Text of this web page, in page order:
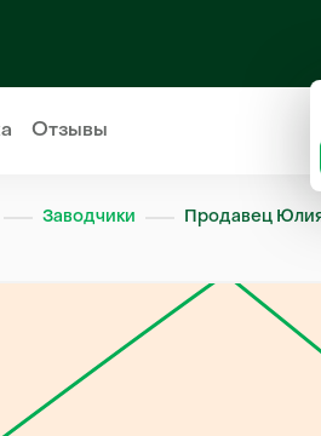
Отзывы
Заводчики Продавец